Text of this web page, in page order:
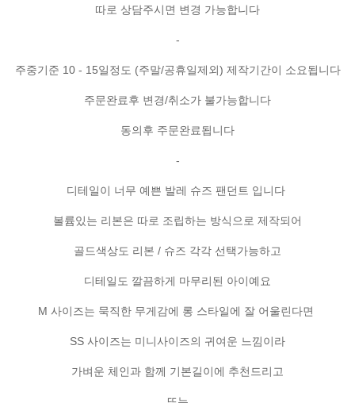
따로 상담주시면 변경 가능합니다
-
주중기준 10 - 15일정도 (주말/공휴일제외) 제작기간이 소요됩니다
주문완료후 변경/취소가 불가능합니다
동의후 주문완료됩니다
-
디테일이 너무 예쁜 발레 슈즈 팬던트 입니다
볼륨있는 리본은 따로 조립하는 방식으로 제작되어
골드색상도 리본 / 슈즈 각각 선택가능하고
디테일도 깔끔하게 마무리된 아이예요
M 사이즈는 묵직한 무게감에 롱 스타일에 잘 어울린다면
SS 사이즈는 미니사이즈의 귀여운 느낌이라
가벼운 체인과 함께 기본길이에 추천드리고